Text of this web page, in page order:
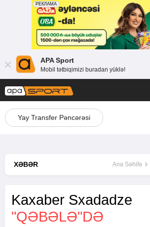
APA Sport
Mobil tətbiqimizi buradan yüklə!
Yay Transfer Pəncərəsi
XƏBƏR Ana Səhifə
Kaxaber Sxadadze
"QƏBƏLƏ"DƏ